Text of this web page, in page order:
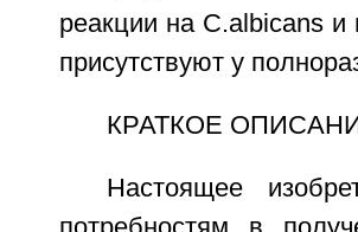
реакции на C.albicans
присутствуют у
КРАТКОЕ
Настоящее